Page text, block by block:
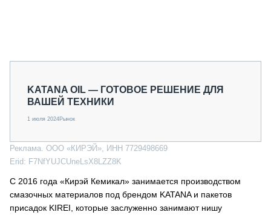
KATANA OIL — ГОТОВОЕ РЕШЕНИЕ ДЛЯ
ВАШЕЙ ТЕХНИКИ
1 июля 2024Рынок
Реклама. ООО «КИРЭЙ», ИНН 7729498669
Erid: F7NfYUJCUneLsX8LZZ8K
С 2016 года «Кирэй Кемикал» занимается производством
смазочных материалов под брендом KATANA и пакетов
присадок KIREI, которые заслуженно занимают нишу